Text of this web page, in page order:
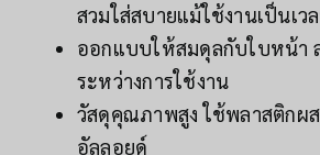
สวมใส่สบายแม้ใช้งานเป็นเว
ออกแบบให้สมดุลกับใบหน้า
ระหว่างการใช้งาน
วัสดุคุณภาพสูง ใช้พลาสติกผ
อัลลอยด์